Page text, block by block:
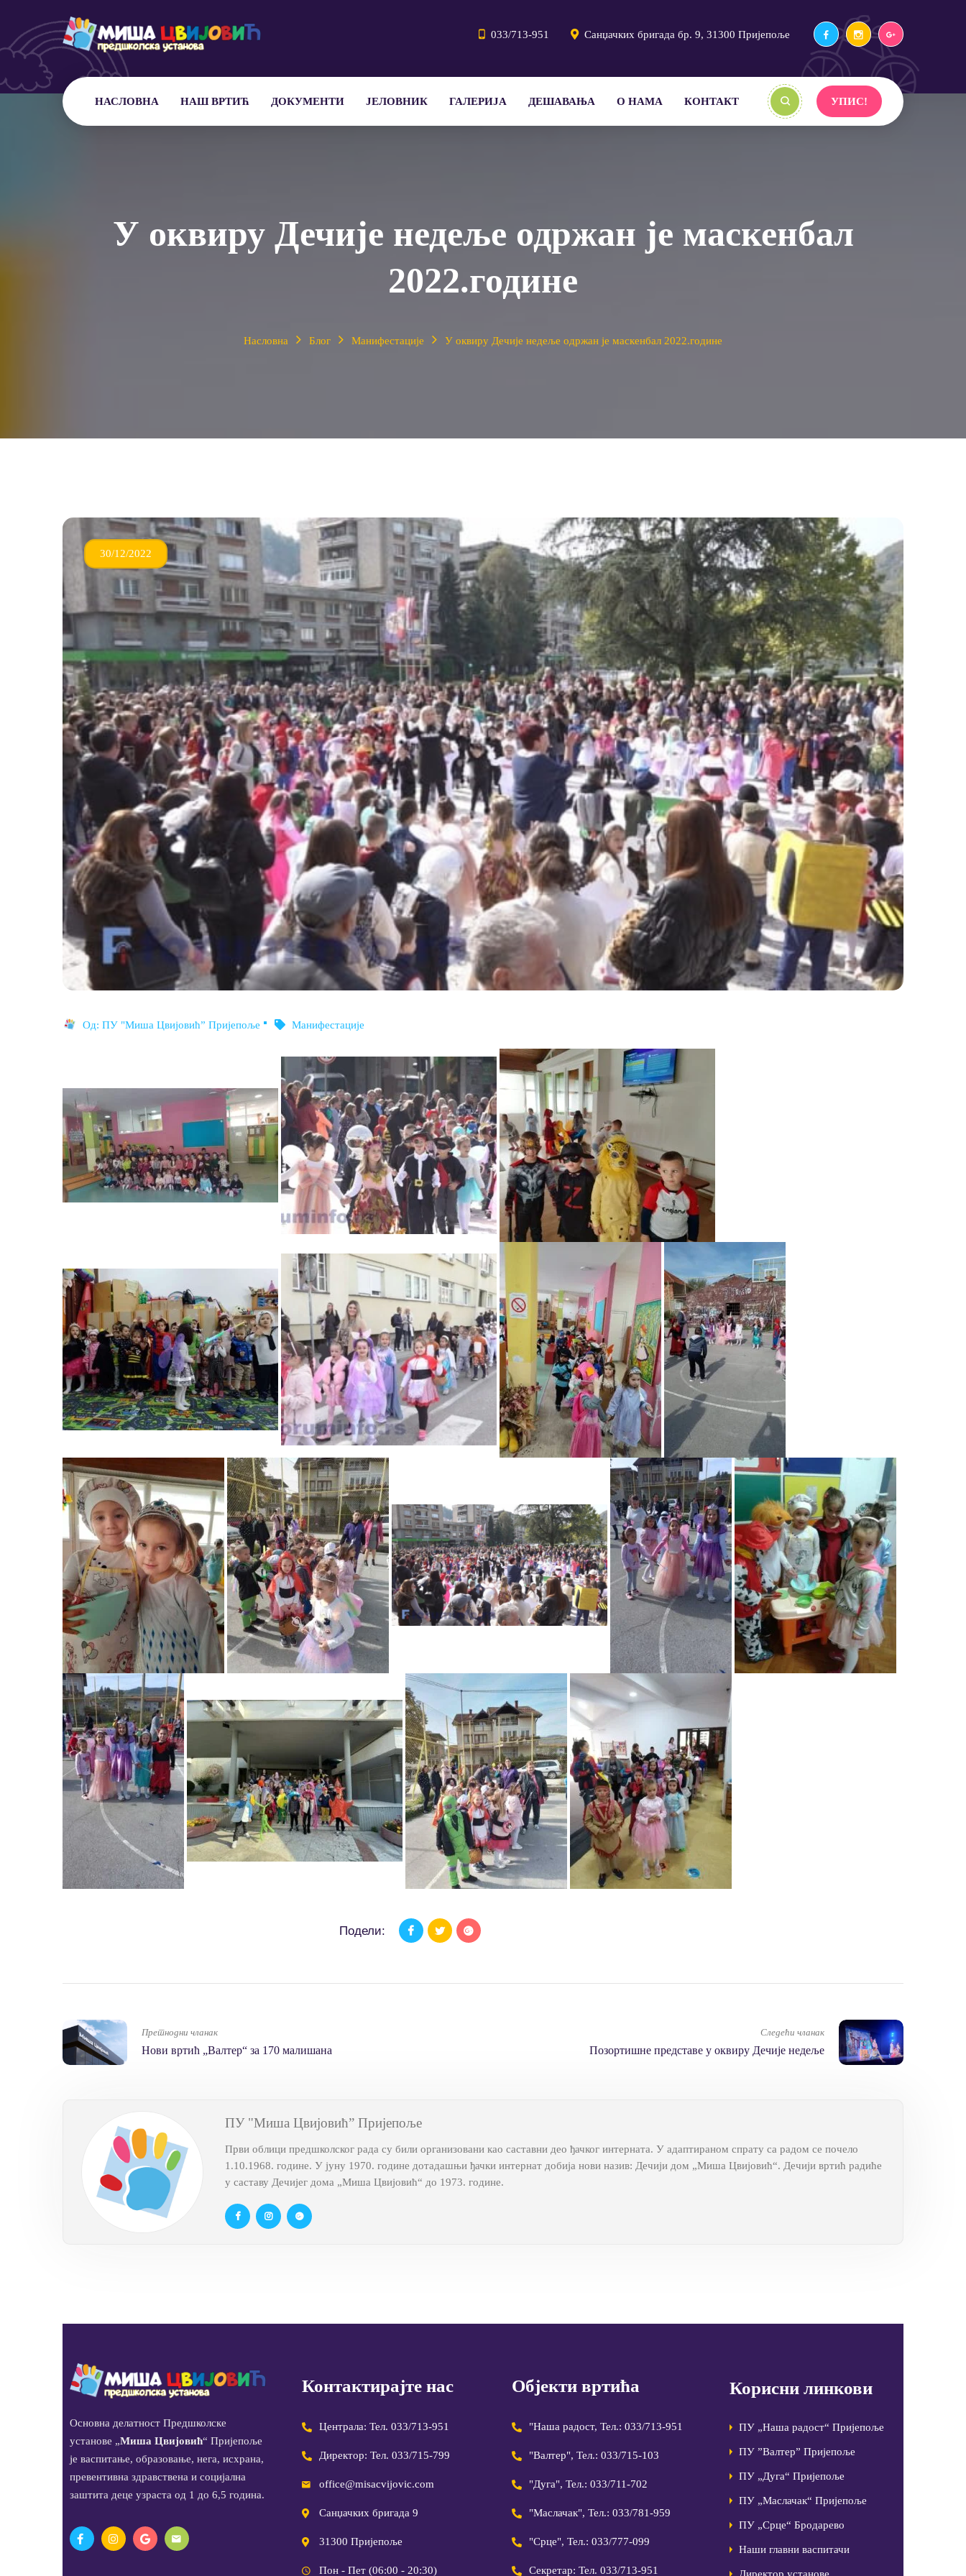
033/713-951 Санџачких бригада бр. 9, 31300 Пријепоље
НАСЛОВНА НАШ ВРТИЋ ДОКУМЕНТИ ЈЕЛОВНИК ГАЛЕРИЈА ДЕШАВАЊА О НАМА КОНТАКТ УПИС!
У оквиру Дечије недеље одржан је маскенбал
2022.године
Насловна Блог Манифестације У оквиру Дечије недеље одржан је маскенбал 2022.године
30/12/2022
Од: ПУ "Миша Цвијовић” Пријепоље Манифестације
Подели:
Претнодни чланак
Нови вртић „Валтер“ за 170 малишана
Следећи чланак
Позортишне представе у оквиру Дечије недеље
ПУ "Миша Цвијовић” Пријепоље
Први облици предшколског рада су били организовани као саставни део ђачког интерната. У адаптираном спрату са радом се почело
1.10.1968. године. У јуну 1970. године дотадашњи ђачки интернат добија нови назив: Дечији дом „Миша Цвијовић“. Дечији вртић радиће
у саставу Дечијег дома „Миша Цвијовић“ до 1973. године.
Основна делатност Предшколске
установе „Миша Цвијовић“ Пријепоље
је васпитање, образовање, нега, исхрана,
превентивна здравствена и социјална
заштита деце узраста од 1 до 6,5 година.
Контактирајте нас
Централа: Тел. 033/713-951
Директор: Тел. 033/715-799
office@misacvijovic.com
Санџачких бригада 9
31300 Пријепоље
Пон - Пет (06:00 - 20:30)
Објекти вртића
"Наша радост, Тел.: 033/713-951
"Валтер", Тел.: 033/715-103
"Дуга", Тел.: 033/711-702
"Маслачак", Тел.: 033/781-959
"Срце", Тел.: 033/777-099
Секретар: Тел. 033/713-951
Корисни линкови
ПУ „Наша радост“ Пријепоље
ПУ ”Валтер” Пријепоље
ПУ „Дуга“ Пријепоље
ПУ „Маслачак“ Пријепоље
ПУ „Срце“ Бродарево
Наши главни васпитачи
Директор установе